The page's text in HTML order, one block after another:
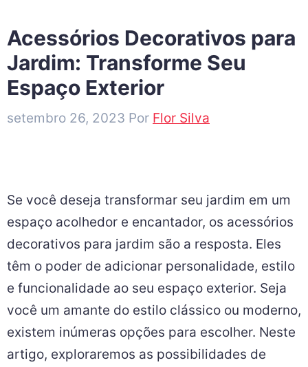
Acessórios Decorativos para
Jardim: Transforme Seu
Espaço Exterior
setembro 26, 2023 Por Flor Silva
Se você deseja transformar seu jardim em um
espaço acolhedor e encantador, os acessórios
decorativos para jardim são a resposta. Eles
têm o poder de adicionar personalidade, estilo
e funcionalidade ao seu espaço exterior. Seja
você um amante do estilo clássico ou moderno,
existem inúmeras opções para escolher. Neste
artigo, exploraremos as possibilidades de